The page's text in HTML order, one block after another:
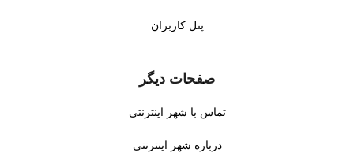
پنل کاربران
صفحات دیگر
تماس با شهر اینترنتی
درباره شهر اینترنتی